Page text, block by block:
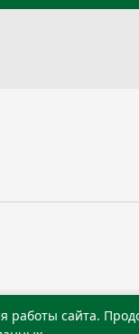
тIахьожам
сайта.